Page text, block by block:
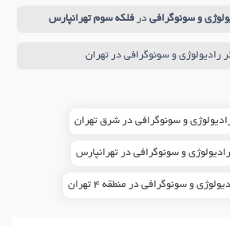
و سونوگرافی در فلکه سوم تهرانپارس
رادیولوژی و سونوگرافی در تهران
و سونوگرافی در شرق تهران
و سونوگرافی در تهرانپارس
و سونوگرافی در منطقه 4 تهران